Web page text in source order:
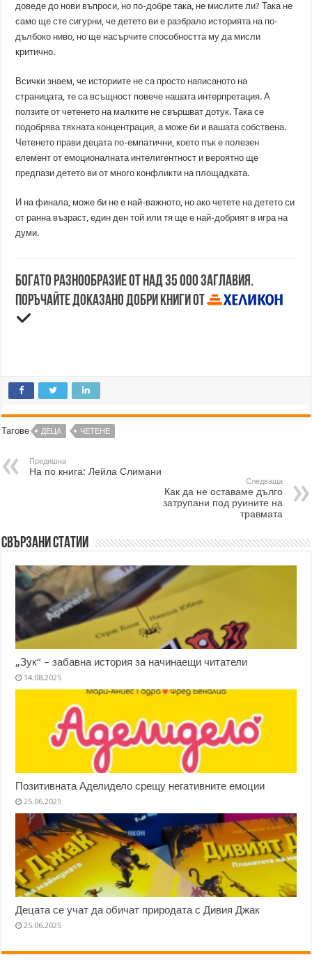
доведе до нови въпроси, но по-добре така, не мислите ли? Така не
само ще сте сигурни, че детето ви е разбрало историята на по-
дълбоко ниво, но ще насърчите способността му да мисли
критично.
Всички знаем, че историите не са просто написаното на
страницата, те са всъщност повече нашата интерпретация. А
ползите от четенето на малките не свършват дотук. Така се
подобрява тяхната концентрация, а може би и вашата собствена.
Четенето прави децата по-емпатични, което пък е полезен
елемент от емоционалната интелигентност и вероятно ще
предпази детето ви от много конфликти на площадката.
И на финала, може би не е най-важното, но ако четете на детето си
от ранна възраст, един ден той или тя ще е най-добрият в игра на
думи.
Богато разнообразие от над 35 000 заглавия.
Поръчайте доказано добри книги от
Тагове ДЕЦА ЧЕТЕНЕ
Предишна
На по книга: Лейла Слимани
Следваща
Как да не оставаме дълго
затрупани под руините на
травмата
Свързани статии
„Зук“ – забавна история за начинаещи читатели
14.08.2025
Позитивната Аделидело срещу негативните емоции
25.06.2025
Децата се учат да обичат природата с Дивия Джак
25.06.2025